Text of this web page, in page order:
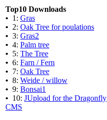
Top10 Downloads
• 1: Gras
• 2: Oak Tree for poulations
• 3: Gras2
• 4: Palm tree
• 5: The Tree
• 6: Farn / Fern
• 7: Oak Tree
• 8: Weide / willow
• 9: Bonsai1
• 10: JUpload for the Dragonfly
CMS